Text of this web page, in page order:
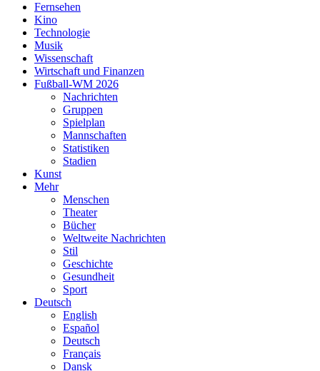
Fernsehen
Kino
Technologie
Musik
Wissenschaft
Wirtschaft und Finanzen
Fußball-WM 2026
Nachrichten
Gruppen
Spielplan
Mannschaften
Statistiken
Stadien
Kunst
Mehr
Menschen
Theater
Bücher
Weltweite Nachrichten
Stil
Geschichte
Gesundheit
Sport
Deutsch
English
Español
Deutsch
Français
Dansk